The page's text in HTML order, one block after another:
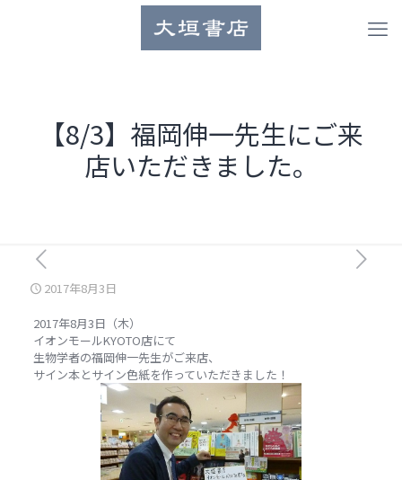
【8/3】福岡伸一先生にご来
店いただきました。
2017年8月3日
2017年8月3日（木）
イオンモールKYOTO店にて
生物学者の福岡伸一先生がご来店、
サイン本とサイン色紙を作っていただきました！